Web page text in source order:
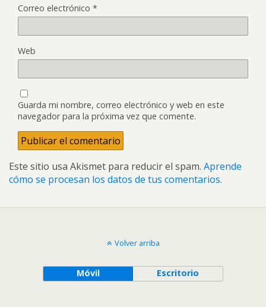
Correo electrónico *
Web
Guarda mi nombre, correo electrónico y web en este
navegador para la próxima vez que comente.
Este sitio usa Akismet para reducir el spam. Aprende
cómo se procesan los datos de tus comentarios.
Volver arriba
Móvil Escritorio